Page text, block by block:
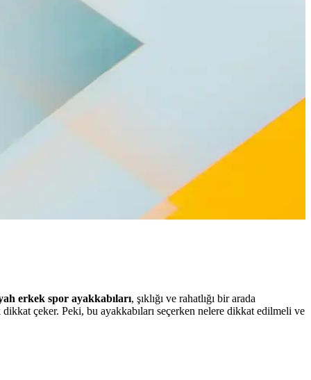
erkek spor ayakkabıları, şıklığı ve rahatlığı bir arada
çeker. Peki, bu ayakkabıları seçerken nelere dikkat edilmeli ve